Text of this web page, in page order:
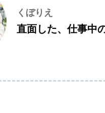
くぼりえ
直面した、仕事中